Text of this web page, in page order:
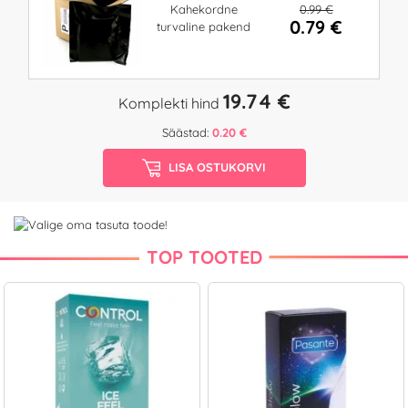
Kahekordne
turvaline pakend
0.99 €
0.79 €
Komplekti hind 19.74 €
Säästad: 0.20 €
LISA OSTUKORVI
TOP TOOTED